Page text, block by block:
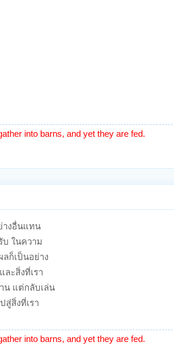
into barns, and yet they are fed.
างอื่นแทน
บ ในความ
ก็เป็นอย่าง
ะสิ่งที่เรา
น แต่กลับเล่น
สู่สิ่งที่เรา
into barns, and yet they are fed.